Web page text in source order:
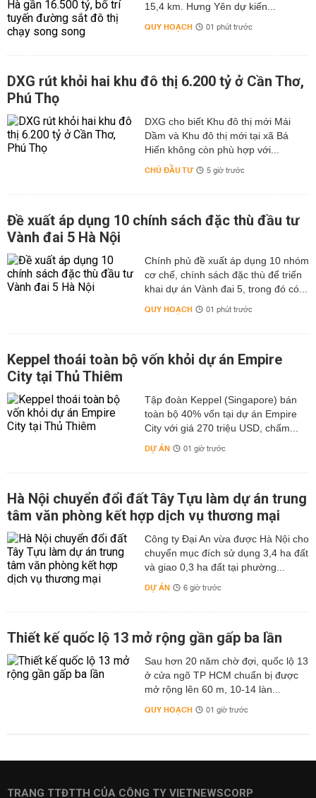
15,4 km. Hưng Yên dự kiến...
QUY HOẠCH 01 phút trước
DXG rút khỏi hai khu đô thị 6.200 tỷ ở Cần Thơ,
Phú Thọ
DXG cho biết Khu đô thị mới Mái
Dầm và Khu đô thị mới tại xã Bá
Hiến không còn phù hợp với...
CHỦ ĐẦU TƯ 5 giờ trước
Đề xuất áp dụng 10 chính sách đặc thù đầu tư
Vành đai 5 Hà Nội
Chính phủ đề xuất áp dụng 10 nhóm
cơ chế, chính sách đặc thù để triển
khai dự án Vành đai 5, trong đó có...
QUY HOẠCH 01 phút trước
Keppel thoái toàn bộ vốn khỏi dự án Empire
City tại Thủ Thiêm
Tập đoàn Keppel (Singapore) bán
toàn bộ 40% vốn tại dự án Empire
City với giá 270 triệu USD, chấm...
DỰ ÁN 01 giờ trước
Hà Nội chuyển đổi đất Tây Tựu làm dự án trung
tâm văn phòng kết hợp dịch vụ thương mại
Công ty Đại An vừa được Hà Nội cho
chuyển mục đích sử dụng 3,4 ha đất
và giao 0,3 ha đất tại phường...
DỰ ÁN 6 giờ trước
Thiết kế quốc lộ 13 mở rộng gần gấp ba lần
Sau hơn 20 năm chờ đợi, quốc lộ 13
ở cửa ngõ TP HCM chuẩn bị được
mở rộng lên 60 m, 10-14 làn...
QUY HOẠCH 01 giờ trước
TRANG TTĐTTH CỦA CÔNG TY VIETNEWSCORP